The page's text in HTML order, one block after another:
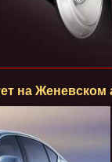
на Женевском